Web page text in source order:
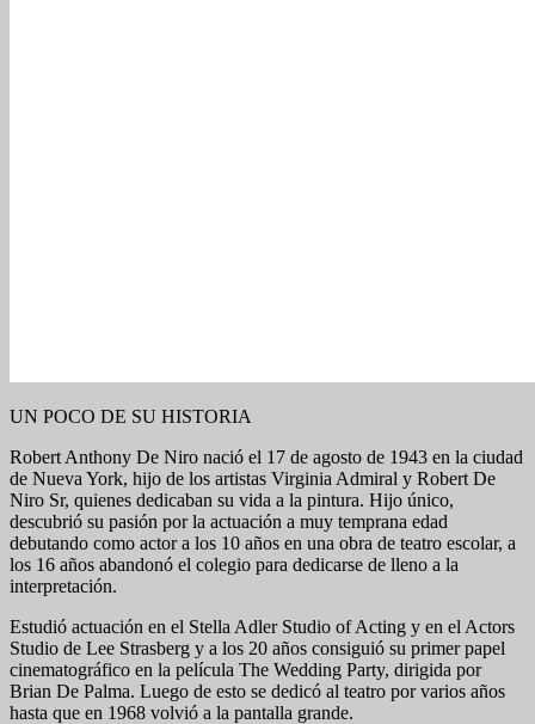
UN POCO DE SU HISTORIA
Robert Anthony De Niro nació el 17 de agosto de 1943 en la ciudad
de Nueva York, hijo de los artistas Virginia Admiral y Robert De
Niro Sr, quienes dedicaban su vida a la pintura. Hijo único,
descubrió su pasión por la actuación a muy temprana edad
debutando como actor a los 10 años en una obra de teatro escolar, a
los 16 años abandonó el colegio para dedicarse de lleno a la
interpretación.
Estudió actuación en el Stella Adler Studio of Acting y en el Actors
Studio de Lee Strasberg y a los 20 años consiguió su primer papel
cinematográfico en la película The Wedding Party, dirigida por
Brian De Palma. Luego de esto se dedicó al teatro por varios años
hasta que en 1968 volvió a la pantalla grande.